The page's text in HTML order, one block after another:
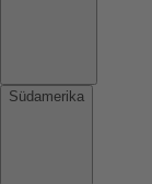
Südamerika